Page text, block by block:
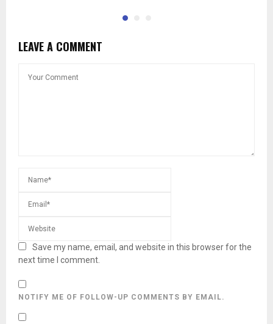
LEAVE A COMMENT
Save my name, email, and website in this browser for the
next time I comment.
NOTIFY ME OF FOLLOW-UP COMMENTS BY EMAIL.